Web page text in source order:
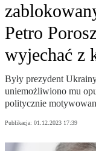
Petro
wyjechać z
Były prezydent
uniemożliwiono mu
politycznie
Publikacja: 01.12.2023 17:39